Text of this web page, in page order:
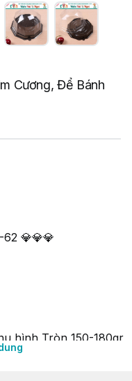
Cương, Để Bánh
💎💎💎
hình Tròn 150-180gr